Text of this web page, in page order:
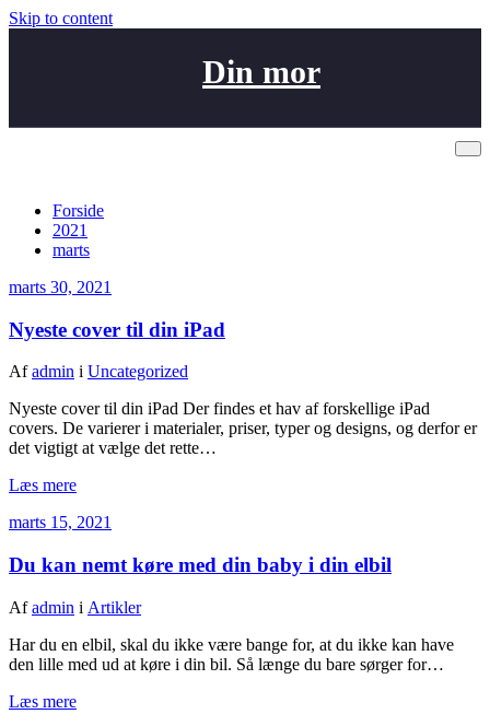
Skip to content
Din mor
Forside
2021
marts
marts 30, 2021
Nyeste cover til din iPad
Afadmin i Uncategorized
Nyeste cover til din iPad Der findes et hav af forskellige iPad
covers. De varierer i materialer, priser, typer og designs, og derfor er
det vigtigt at vælge det rette…
Læs mere
marts 15, 2021
Du kan nemt køre med din baby i din elbil
Afadmin i Artikler
Har du en elbil, skal du ikke være bange for, at du ikke kan have
den lille med ud at køre i din bil. Så længe du bare sørger for…
Læs mere